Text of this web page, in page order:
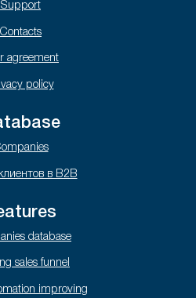
Support
Contacts
agreement
policy
в B2B
database
sales funnel
improving